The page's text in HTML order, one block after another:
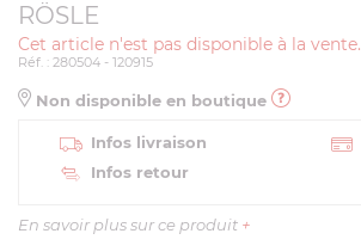
RÖSLE
Cet article n'est pas disponible à la vente.
Réf. : 280504 - 120915
Non disponible en boutique
Infos livraison
Infos retour
En savoir plus sur ce produit +